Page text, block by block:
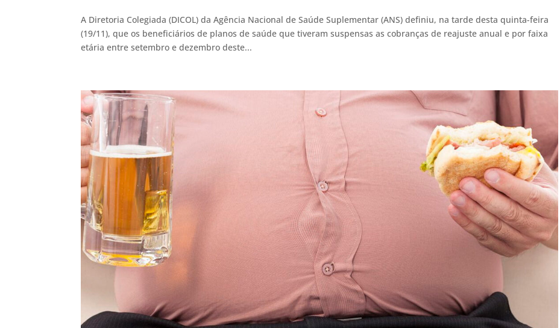
A Diretoria Colegiada (DICOL) da Agência Nacional de Saúde Suplementar (ANS) definiu, na tarde desta quinta-feira
(19/11), que os beneficiários de planos de saúde que tiveram suspensas as cobranças de reajuste anual e por faixa
etária entre setembro e dezembro deste...